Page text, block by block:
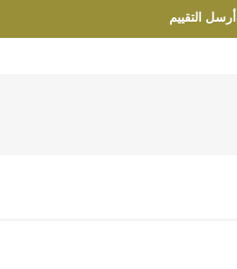
أرسل التقييم